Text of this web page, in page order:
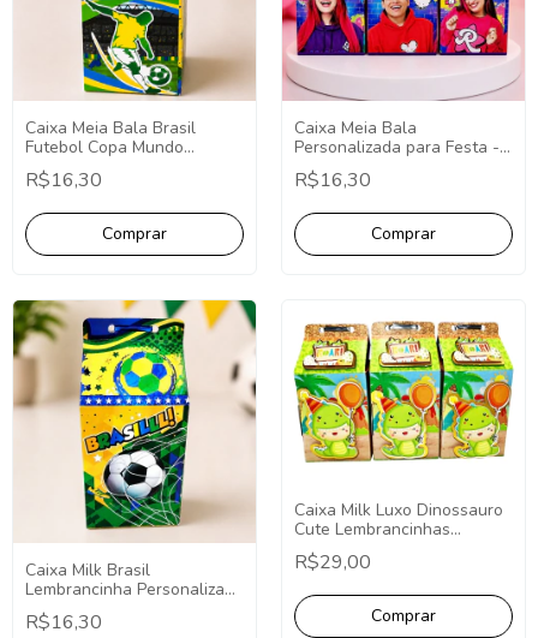
Caixa Meia Bala Brasil
Futebol Copa Mundo
Lembrancinhas 10
Unidades.
R$16,30
Caixa Meia Bala
Personalizada para Festa -
Fazemos Qualquer Tema -
Lembrancinha
R$16,30
Caixa Milk Brasil
Lembrancinha Personalizada
Futebol - 10 Unidades.
R$16,30
Caixa Milk Luxo Dinossauro
Cute Lembrancinhas
Luxuosas 3D Personalizada
PCT C/10 Unidades Dino
R$29,00